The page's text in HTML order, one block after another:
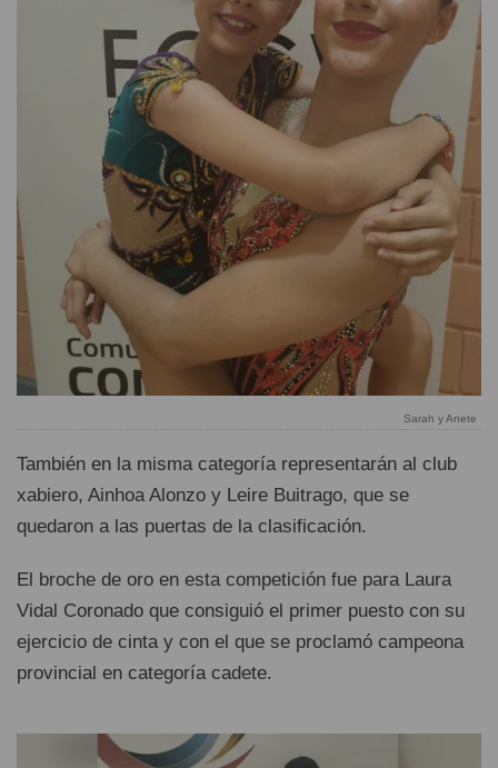
Sarah y Anete
También en la misma categoría representarán al club
xabiero, Ainhoa Alonzo y Leire Buitrago, que se
quedaron a las puertas de la clasificación.
El broche de oro en esta competición fue para Laura
Vidal Coronado que consiguió el primer puesto con su
ejercicio de cinta y con el que se proclamó campeona
provincial en categoría cadete.